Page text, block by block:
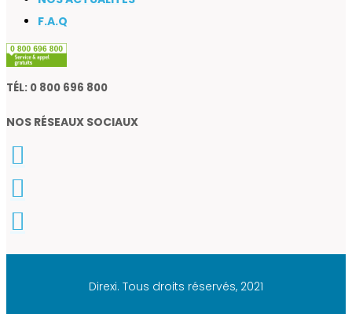
F.A.Q
TÉL: 0 800 696 800
NOS RÉSEAUX SOCIAUX
Direxi. Tous droits réservés, 2021